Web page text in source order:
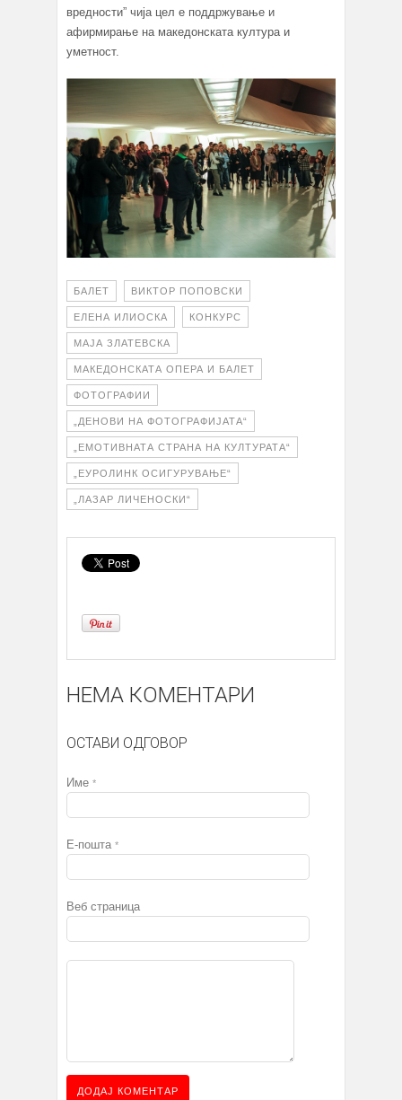
вредности” чија цел е поддржување и
афирмирање на македонската култура и
уметност.
БАЛЕТ ВИКТОР ПОПОВСКИ
ЕЛЕНА ИЛИОСКА КОНКУРС
МАЈА ЗЛАТЕВСКА
МАКЕДОНСКАТА ОПЕРА И БАЛЕТ
ФОТОГРАФИИ
„ДЕНОВИ НА ФОТОГРАФИЈАТА“
„ЕМОТИВНАТА СТРАНА НА КУЛТУРАТА“
„ЕУРОЛИНК ОСИГУРУВАЊЕ“
„ЛАЗАР ЛИЧЕНОСКИ“
НЕМА КОМЕНТАРИ
ОСТАВИ ОДГОВОР
Име *
Е-пошта *
Веб страница